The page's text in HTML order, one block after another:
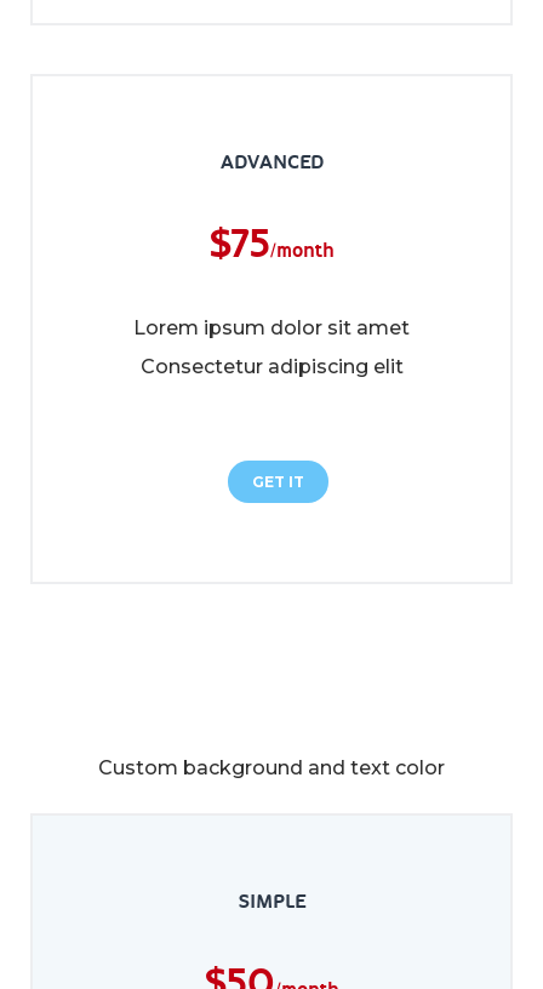
ADVANCED
$75/month
Lorem ipsum dolor sit amet
Consectetur adipiscing elit
GET IT
Custom background and text color
SIMPLE